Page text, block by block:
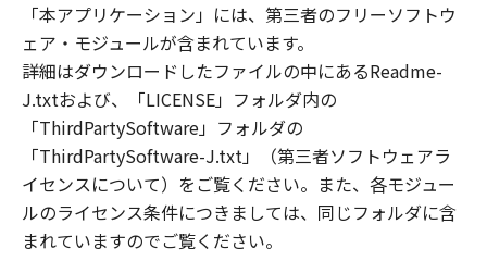
得た場合を含みます。）については一切責
任を負わないものとします。ただし、その
故意または重過失による債務不履行または
不法行為に起因してお客様に生じた損害に
対する賠償責任については、免責されない
ものとします。
契約期間
(1) 「本契約」は、お客様が「許諾ソフト
「本アプリケーション」には、第三者のフリーソフトウ
ェア・モジュールが含まれています。
詳細はダウンロードしたファイルの中にあるReadme-
J.txtおよび、「LICENSE」フォルダ内の
「ThirdPartySoftware」フォルダの
「ThirdPartySoftware-J.txt」（第三者ソフトウェアラ
イセンスについて）をご覧ください。また、各モジュー
ルのライセンス条件につきましては、同じフォルダに含
まれていますのでご覧ください。